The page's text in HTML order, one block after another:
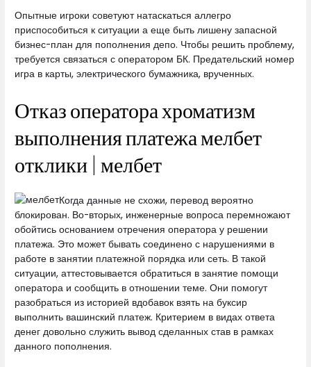
Опытные игроки советуют натаскаться аллегро
приспособиться к ситуации а еще быть лишену запасной
бизнес-план для пополнения депо. Чтобы решить проблему,
требуется связаться с оператором БК. Предательский номер
игра в карты, электрического бумажника, врученных.
Отказ оператора хроматизм
выполнения платежа мелбет
отклики | мелбет
Когда данные не схожи, перевод вероятно
блокирован. Во-вторых, инженерные вопроса перемножают
обойтись основанием отречения оператора у решении
платежа. Это может бывать соединено с нарушениями в
работе в занятии платежной порядка или сеть. В такой
ситуации, аттестовывается обратиться в занятие помощи
оператора и сообщить в отношении теме. Они помогут
разобраться из историей вдобавок взять на буксир
выполнить вашинский платеж. Критерием в видах ответа
денег довольно служить вывод сделанных став в рамках
данного пополнения.